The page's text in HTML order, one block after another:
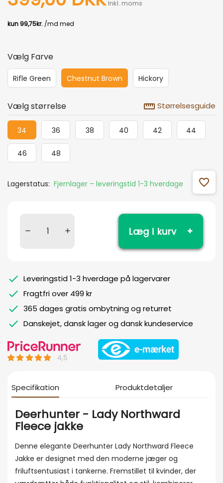
Inkl. moms
Vælg Farve
Rifle Green Chestnut Brown Hickory
Vælg størrelse straighten Størrelsesguide
34 36 38 40 42 44
46 48
Lagerstatus: Fjernlager – leveringstid 1-3 hverdage favorite_outline
Læg i kurv
Leveringstid 1-3 hverdage på lagervarer
Fragtfri over 499 kr
365 dages gratis ombytning og returret
Danskejet, dansk lager og dansk kundeservice
Specifikation Produktdetaljer
Deerhunter - Lady Northward
Fleece jakke
Denne elegante Deerhunter Lady Northward Fleece
Jakke er designet med den moderne jæger og
friluftsentusiast i tankerne. Fremstillet til kvinder, der